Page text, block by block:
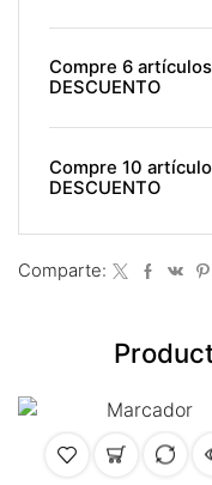
satın al
panel
panel
panel
panel
Compre 6
DESCUENTO
Compre 10
DESCUENTO
Comparte: